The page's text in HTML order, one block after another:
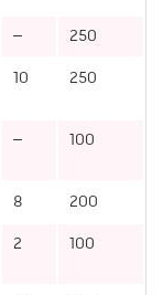
– 250
10 250
– 100
8 200
2 100